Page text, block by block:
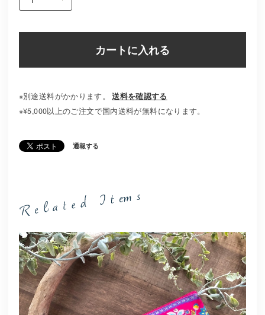
カートに入れる
※別途送料がかかります。
送料を確認する
※¥5,000以上のご注文で国内送料が無料になります。
通報する